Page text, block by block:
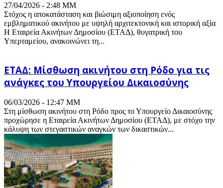
27/04/2026 - 2:48 ΜΜ
Στόχος η αποκατάσταση και βιώσιμη αξιοποίηση ενός
εμβληματικού ακινήτου με υψηλή αρχιτεκτονική και ιστορική αξία
Η Εταιρεία Ακινήτων Δημοσίου (ΕΤΑΔ), θυγατρική του
Υπερταμείου, ανακοινώνει τη...
ΕΤΑΔ: Μίσθωση ακινήτου στη Ρόδο για τις
ανάγκες του Υπουργείου Δικαιοσύνης
06/03/2026 - 12:47 ΜΜ
Στη μίσθωση ακινήτου στη Ρόδο προς το Υπουργείο Δικαιοσύνης
προχώρησε η Εταιρεία Ακινήτων Δημοσίου (ΕΤΑΔ), με στόχο την
κάλυψη των στεγαστικών αναγκών των δικαστικών...